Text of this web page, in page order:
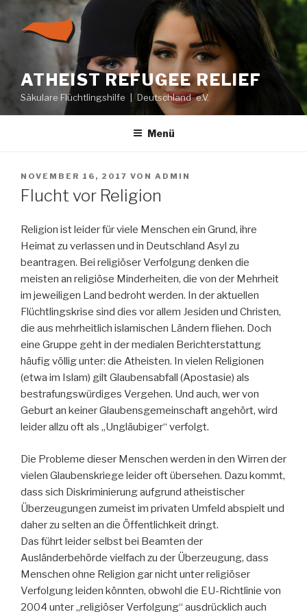
ATHEIST REFUGEE RELIEF
Säkulare Flüchtlingshilfe | Deutschland e.V.
Menü
VERÖFFENTLICHT
AM
NOVEMBER 16, 2017 VON ADMIN
Flucht vor Religion
Religion ist leider für viele Menschen ein Grund, ihre
Heimat zu verlassen und in Deutschland Asyl zu
beantragen. Bei religiöser Verfolgung denken die
meisten an religiöse Minderheiten, die von der Mehrheit
im jeweiligen Land bedroht werden. In der aktuellen
Flüchtlingskrise sind dies vor allem Jesiden und Christen,
die aus mehrheitlich islamischen Ländern fliehen. Doch
eine Gruppe geht in der medialen Berichterstattung
häufig völlig unter: die Atheisten. In vielen Religionen
(etwa im Islam) gilt Glaubensabfall (Apostasie) als
bestrafungswürdiges Vergehen. Und auch, wer von
Geburt an keiner Glaubensgemeinschaft angehört, wird
leider allzu oft als „Ungläubiger“ verfolgt.
Die Probleme dieser Menschen werden in den Wirren der
vielen Glaubenskriege leider oft übersehen. Dazu kommt,
dass sich Diskriminierung aufgrund atheistischer
Überzeugungen zumeist im privaten Umfeld abspielt und
daher zu selten an die Öffentlichkeit dringt.
Das führt leider selbst bei Beamten der
Ausländerbehörde vielfach zu der Überzeugung, dass
Menschen ohne Religion gar nicht unter religiöser
Verfolgung leiden könnten, obwohl die EU-Richtlinie von
2004 unter „religiöser Verfolgung“ ausdrücklich auch